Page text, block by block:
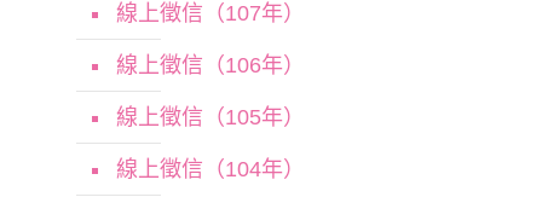
線上徵信（107年）
線上徵信（106年）
線上徵信（105年）
線上徵信（104年）